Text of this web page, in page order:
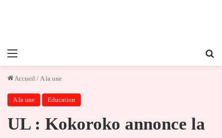
Menu
Accueil / A la une
A la une Education
UL : Kokoroko annonce la